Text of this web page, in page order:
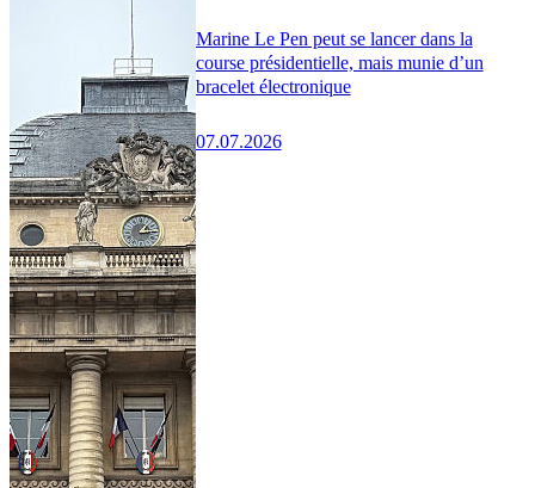
Marine Le Pen peut se lancer dans la
course présidentielle, mais munie d’un
bracelet électronique
07.07.2026